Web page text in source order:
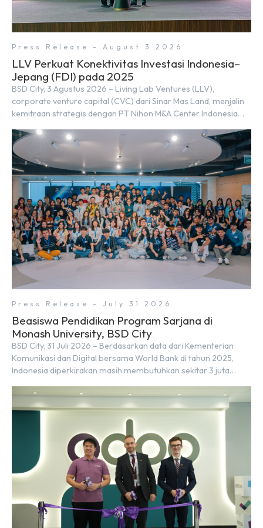
Press Release - August 3 2026
LLV Perkuat Konektivitas Investasi Indonesia–
Jepang (FDI) pada 2025
BSD City, 3 Agustus 2026 – Living Lab Ventures (LLV),
corporate venture capital (CVC) dari Sinar Mas Land, menjalin
kemitraan strategis dengan PT Nihon M&A Center Indonesia
tersebut ditandai dengan penandatanganan Memorandum of
Understanding (MoU) oleh Bayu Seto (Partner at Living Lab
Ventures) dan Kosuke Kawata […]
Press Release - July 31 2026
Beasiswa Pendidikan Program Sarjana di
Monash University, BSD City
BSD City, 31 Juli 2026 – Berdasarkan data dari Kementerian
Komunikasi dan Digital bersama World Bank di tahun 2025,
Indonesia diperkirakan masih membutuhkan sekitar 3 juta
tenaga digital baru setiap tahunnya untuk mendukung
percepatan transformasi digital di berbagai sektor strategis.
Kebutuhan tersebut menjadikan pengembangan sumber daya